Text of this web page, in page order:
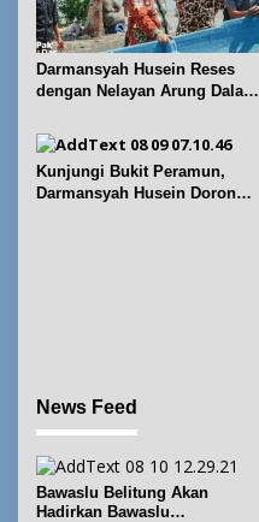
Darmansyah Husein Reses
dengan Nelayan Arung Dalam
Kunjungi Bukit Peramun,
Darmansyah Husein Dorong
News Feed
Bawaslu Belitung Akan
Hadirkan Bawaslu